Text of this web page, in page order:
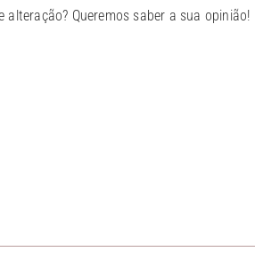
Queremos saber a sua opinião!